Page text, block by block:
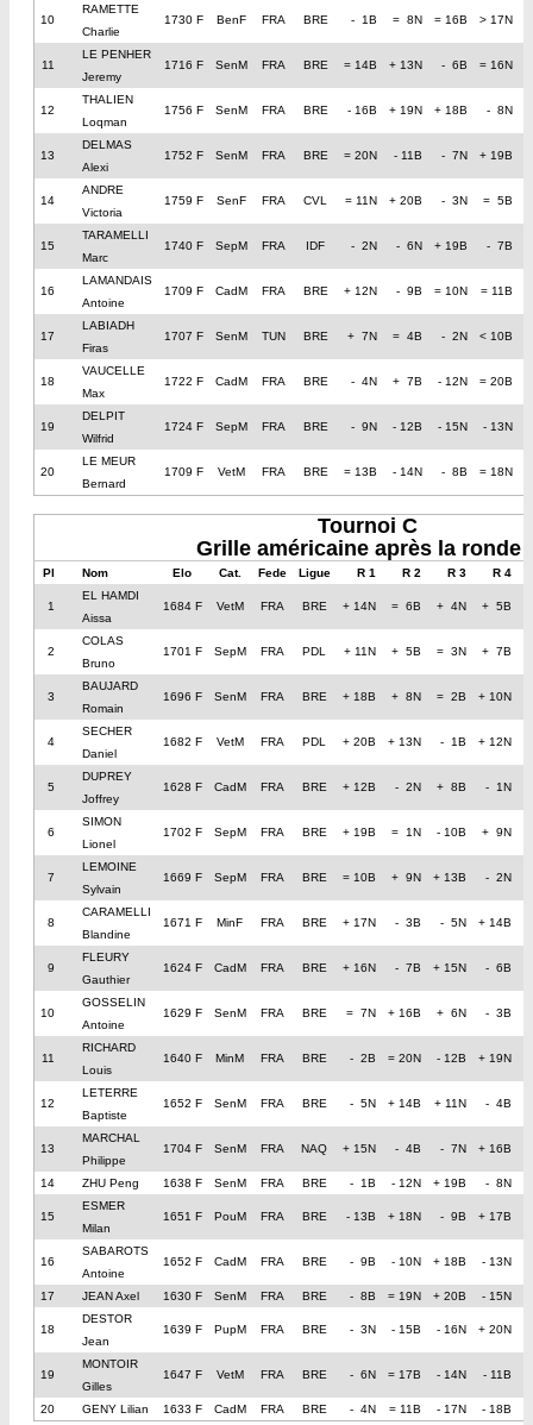
10
RAMETTE
Charlie
1730 F BenF FRA BRE - 1B = 8N = 16B > 17N
11
LE PENHER
Jeremy
1716 F SenM FRA BRE = 14B + 13N - 6B = 16N
12
THALIEN
Loqman
1756 F SenM FRA BRE - 16B + 19N + 18B - 8N
13
DELMAS
Alexi
1752 F SenM FRA BRE = 20N - 11B - 7N + 19B
14
ANDRE
Victoria
1759 F SenF FRA CVL = 11N + 20B - 3N = 5B
15
TARAMELLI
Marc
1740 F SepM FRA IDF - 2N - 6N + 19B - 7B
16
LAMANDAIS
Antoine
1709 F CadM FRA BRE + 12N - 9B = 10N = 11B
17
LABIADH
Firas
1707 F SenM TUN BRE + 7N = 4B - 2N < 10B
18
VAUCELLE
Max
1722 F CadM FRA BRE - 4N + 7B - 12N = 20B
19
DELPIT
Wilfrid
1724 F SepM FRA BRE - 9N - 12B - 15N - 13N
20
LE MEUR
Bernard
1709 F VetM FRA BRE = 13B - 14N - 8B = 18N
Tournoi C
Grille américaine après la ronde
Pl Nom Elo Cat. Fede Ligue R 1 R 2 R 3 R 4
1
EL HAMDI
Aissa
1684 F VetM FRA BRE + 14N = 6B + 4N + 5B
2
COLAS
Bruno
1701 F SepM FRA PDL + 11N + 5B = 3N + 7B
3
BAUJARD
Romain
1696 F SenM FRA BRE + 18B + 8N = 2B + 10N
4
SECHER
Daniel
1682 F VetM FRA PDL + 20B + 13N - 1B + 12N
5
DUPREY
Joffrey
1628 F CadM FRA BRE + 12B - 2N + 8B - 1N
6
SIMON
Lionel
1702 F SepM FRA BRE + 19B = 1N - 10B + 9N
7
LEMOINE
Sylvain
1669 F SepM FRA BRE = 10B + 9N + 13B - 2N
8
CARAMELLI
Blandine
1671 F MinF FRA BRE + 17N - 3B - 5N + 14B
9
FLEURY
Gauthier
1624 F CadM FRA BRE + 16N - 7B + 15N - 6B
10
GOSSELIN
Antoine
1629 F SenM FRA BRE = 7N + 16B + 6N - 3B
11
RICHARD
Louis
1640 F MinM FRA BRE - 2B = 20N - 12B + 19N
12
LETERRE
Baptiste
1652 F SenM FRA BRE - 5N + 14B + 11N - 4B
13
MARCHAL
Philippe
1704 F SenM FRA NAQ + 15N - 4B - 7N + 16B
14 ZHU Peng 1638 F SenM FRA BRE - 1B - 12N + 19B - 8N
15
ESMER
Milan
1651 F PouM FRA BRE - 13B + 18N - 9B + 17B
16
SABAROTS
Antoine
1652 F CadM FRA BRE - 9B - 10N + 18B - 13N
17 JEAN Axel 1630 F SenM FRA BRE - 8B = 19N + 20B - 15N
18
DESTOR
Jean
1639 F PupM FRA BRE - 3N - 15B - 16N + 20N
19
MONTOIR
Gilles
1647 F VetM FRA BRE - 6N = 17B - 14N - 11B
20 GENY Lilian 1633 F CadM FRA BRE - 4N = 11B - 17N - 18B